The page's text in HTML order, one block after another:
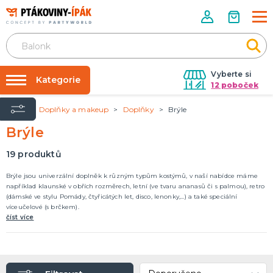
Vyberte si
12 poboček
Půjčovna kostýmů
Párty výzdoba na klíč
Nafukování balónků
Prodejny
Rozvoz
Párty Blog
Kontakt
Kategorie
PÁRTY DOPLŇKY
Narozeninové oslavy
KARNEVALOVÉ KOSTÝMY
Kostýmy pro dospělé
Kostýmy pro děti
Make-up, dekorace na kůži, tetování, umělé řasy
Úvod Doplňky a makeup Doplňky Brýle
Brýle
19 produktů
Brýle jsou univerzální doplněk k různým typům kostýmů, v naší nabídce máme
například klaunské v obřích rozměrech, letní (ve tvaru ananasů či s palmou), retro
(dámské ve stylu Pomády, čtyřicátých let, disco, lenonky,...) a také speciální
víceučelové (s brčkem).
číst více